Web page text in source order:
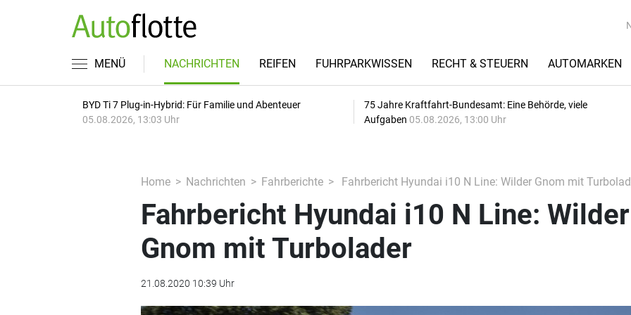
MENÜ NACHRICHTEN REIFEN FUHRPARKWISSEN RECHT & STEUERN AUTOMARKEN
BYD Ti 7 Plug-in-Hybrid: Für Familie und Abenteuer
05.08.2026, 13:03 Uhr
75 Jahre Kraftfahrt-Bundesamt: Eine Behörde, viele
Aufgaben 05.08.2026, 13:00 Uhr
Home Nachrichten Fahrberichte Fahrbericht Hyundai i10 N Line: Wilder Gnom mit
Fahrbericht Hyundai i10 N Line: Wilder
Gnom mit Turbolader
21.08.2020 10:39 Uhr